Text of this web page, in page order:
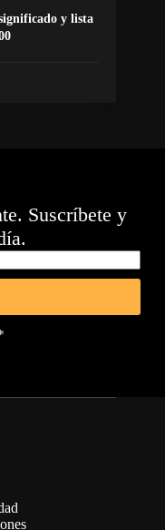
y lista
Suscríbete y